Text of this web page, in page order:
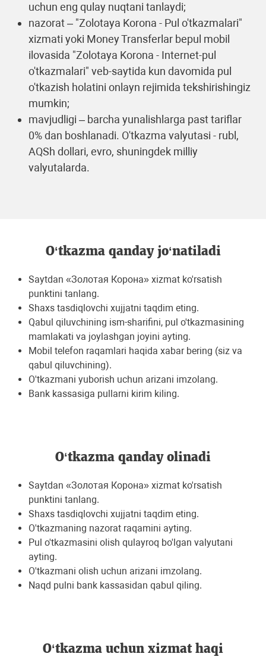
uchun eng qulay nuqtani tanlaydi;
nazorat – "Zolotaya Korona - Pul o'tkazmalari"
xizmati yoki Money Transferlar bepul mobil
ilovasida "Zolotaya Korona - Internet-pul
o'tkazmalari" veb-saytida kun davomida pul
o'tkazish holatini onlayn rejimida tekshirishingiz
mumkin;
mavjudligi – barcha yunalishlarga past tariflar
0% dan boshlanadi. O'tkazma valyutasi - rubl,
AQSh dollari, evro, shuningdek milliy
valyutalarda.
O‘tkazma qanday jo‘natiladi
Saytdan «Золотая Корона» xizmat ko'rsatish
punktini tanlang.
Shaxs tasdiqlovchi xujjatni taqdim eting.
Qabul qiluvchining ism-sharifini, pul o'tkazmasining
mamlakati va joylashgan joyini ayting.
Mobil telefon raqamlari haqida xabar bering (siz va
qabul qiluvchining).
O'tkazmani yuborish uchun arizani imzolang.
Bank kassasiga pullarni kirim kiling.
O‘tkazma qanday olinadi
Saytdan «Золотая Корона» xizmat ko'rsatish
punktini tanlang.
Shaxs tasdiqlovchi xujjatni taqdim eting.
O'tkazmaning nazorat raqamini ayting.
Pul o'tkazmasini olish qulayroq bo'lgan valyutani
ayting.
O'tkazmani olish uchun arizani imzolang.
Naqd pulni bank kassasidan qabul qiling.
O‘tkazma uchun хizmat haqi